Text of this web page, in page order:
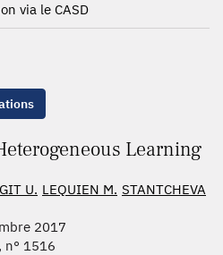
via le CASD
Learning
U. LEQUIEN M. STANTCHEVA
2017
n° 1516